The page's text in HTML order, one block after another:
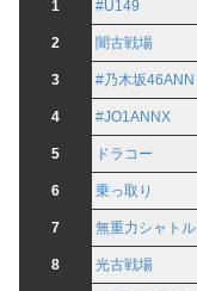
1 #U149
2 闇古戦場
3 #乃木坂46ANN
4 #JO1ANNX
5 ドラコー
6 乗っ取り
7 無重力シャトル
8 光古戦場